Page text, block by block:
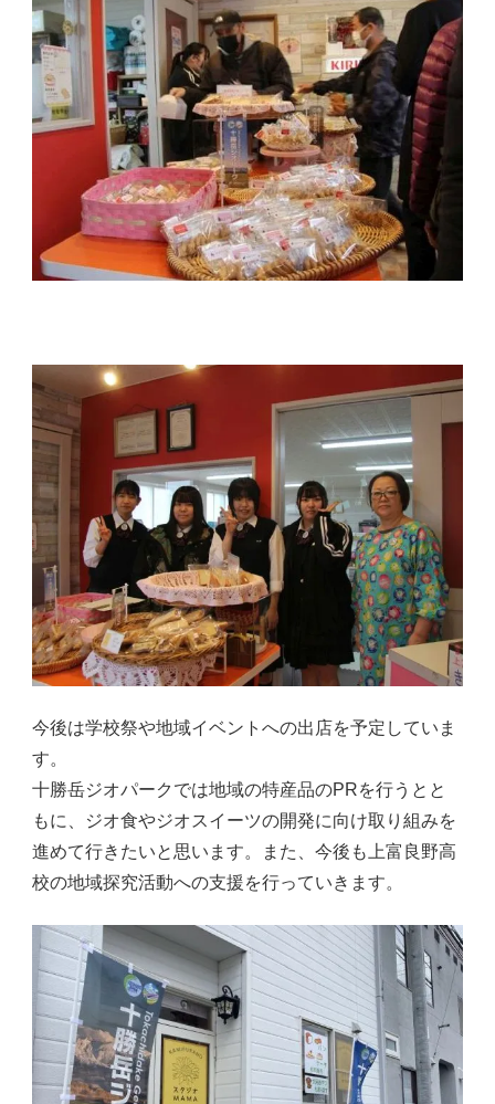
今後は学校祭や地域イベントへの出店を予定していま
す。
十勝岳ジオパークでは地域の特産品のPRを行うとと
もに、ジオ食やジオスイーツの開発に向け取り組みを
進めて行きたいと思います。また、今後も上富良野高
校の地域探究活動への支援を行っていきます。